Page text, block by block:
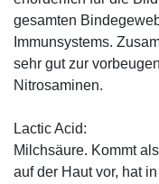
gesamten
Immunsystems.
sehr gut zur
Nitrosaminen.
Lactic Acid:
Milchsäure. Kommt
auf der Haut vor, hat